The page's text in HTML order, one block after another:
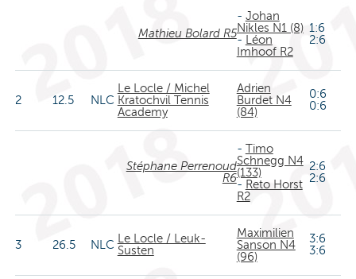
Mathieu Bolard R5
- Johan
Nikles N1 (8)
-
Léon
Imhoof R2
1:6
2:6
2 12.5 NLC
Le Locle / Michel
Kratochvil Tennis
Academy
Adrien
Burdet N4
(84)
0:6
0:6
Stéphane Perrenoud
R6
- Timo
Schnegg N4
(133)
- Reto Horst
R2
2:6
2:6
3 26.5 NLC Le Locle / Leuk-
Susten
Maximilien
Sanson N4
(96)
3:6
3:6